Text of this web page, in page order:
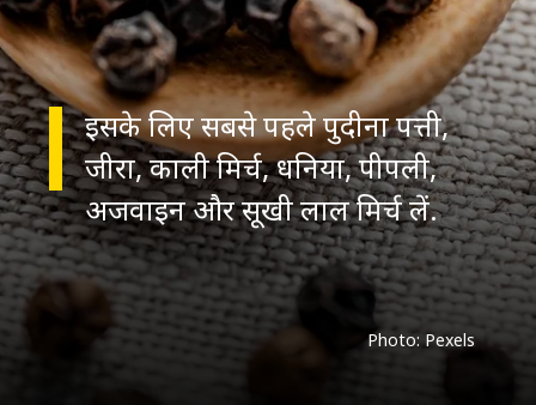
इसके लिए सबसे पहले पुदीना पत्ती,
जीरा, काली मिर्च, धनिया, पीपली,
अजवाइन और सूखी लाल मिर्च लें.
Photo: Pexels